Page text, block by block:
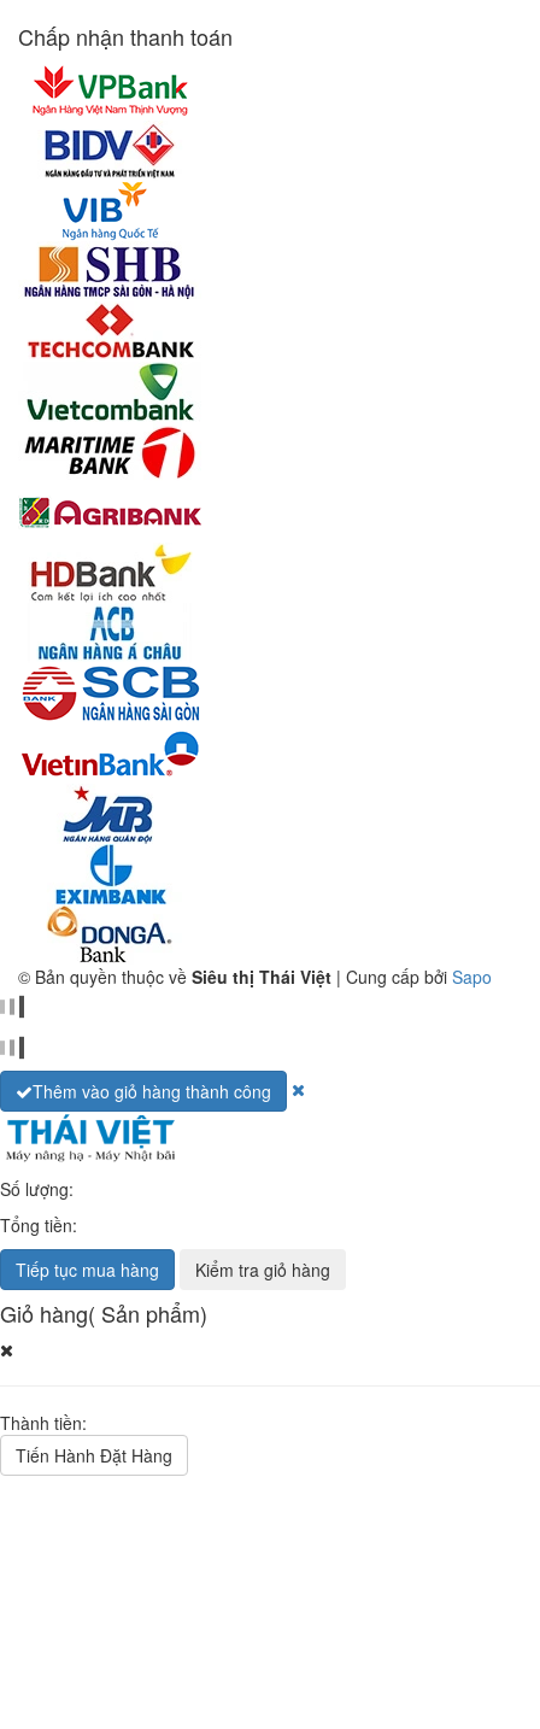
Chấp nhận thanh toán
© Bản quyền thuộc về Siêu thị Thái Việt | Cung cấp bởi Sapo
Thêm vào giỏ hàng thành công
Số lượng:
Tổng tiền:
Tiếp tục mua hàng
Kiểm tra giỏ hàng
Giỏ hàng( Sản phẩm)
Thành tiền:
Tiến Hành Đặt Hàng